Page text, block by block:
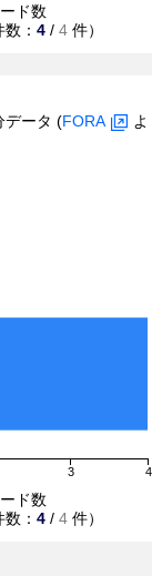
ド数
： 4 / 4 件）
データ (FORA
3 4
ド数
： 4 / 4 件）